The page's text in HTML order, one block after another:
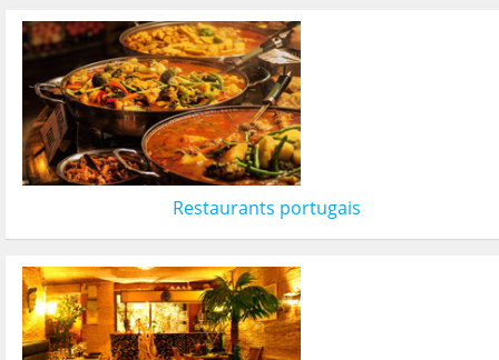
Restaurants portugais